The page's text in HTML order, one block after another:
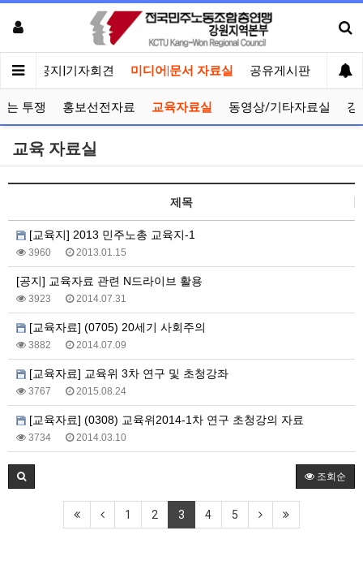
인 공지|기자회견 미디어|문서 자료실 공유게시판 선거
는 투쟁 홍보선전자료 교육자료실 동영상/기타자료실 강
교육 자료실
제목
[교육지] 2013 민주노총 교육지-1
3960 2013.01.15
[공지] 교육자료 관련 N드라이브 활용
3923 2014.07.31
[교육자료] (0705) 20세기 사회주의
3882 2014.07.09
[교육자료] 교육위 3차 연구 및 초청강좌
3767 2015.08.24
[교육자료] (0308) 교육위2014-1차 연구 초청강의 자료
3734 2014.03.10
조회순
1 2 3 4 5